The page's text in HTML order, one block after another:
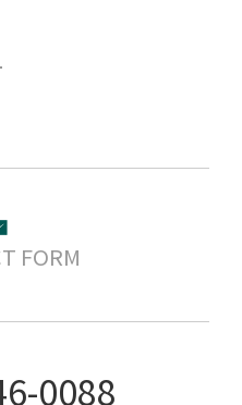
FORM
0088